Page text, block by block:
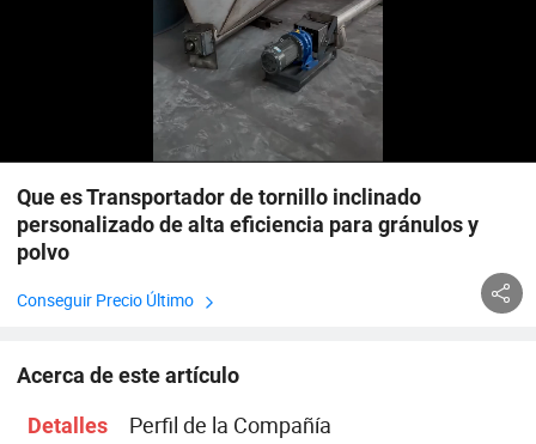
Que es Transportador de tornillo inclinado
personalizado de alta eficiencia para gránulos y
polvo
Conseguir Precio Último
Acerca de este artículo
Detalles Perfil de la Compañía